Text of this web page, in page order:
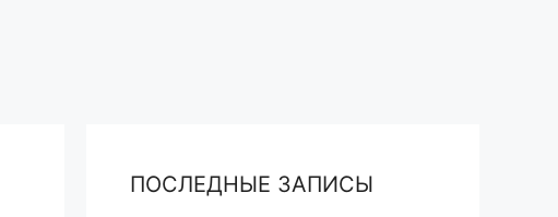
ПОСЛЕДНЫЕ ЗАПИСЫ